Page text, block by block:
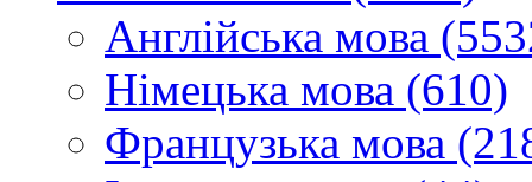
Англійська мова
Німецька мова (610)
Французька мова